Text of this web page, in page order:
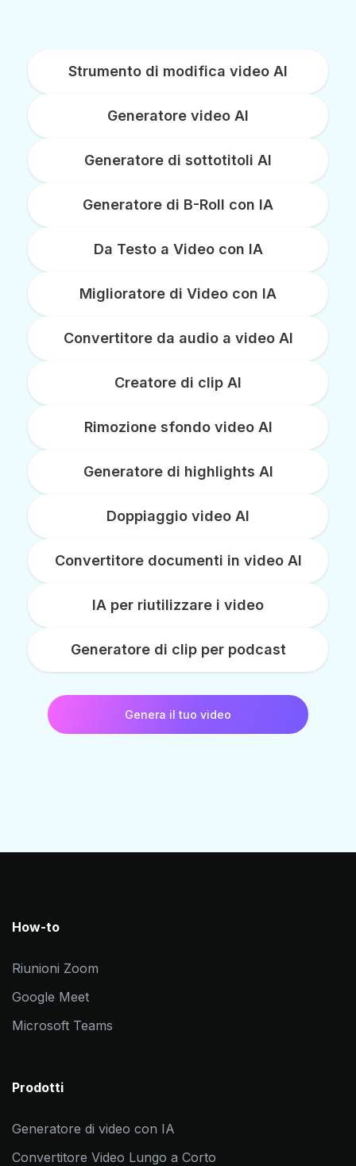
Strumento di modifica video AI
Generatore video AI
Generatore di sottotitoli AI
Generatore di B-Roll con IA
Da Testo a Video con IA
Miglioratore di Video con IA
Convertitore da audio a video AI
Creatore di clip AI
Rimozione sfondo video AI
Generatore di highlights AI
Doppiaggio video AI
Convertitore documenti in video AI
IA per riutilizzare i video
Generatore di clip per podcast
Genera il tuo video
How-to
Riunioni Zoom
Google Meet
Microsoft Teams
Prodotti
Generatore di video con IA
Convertitore Video Lungo a Corto